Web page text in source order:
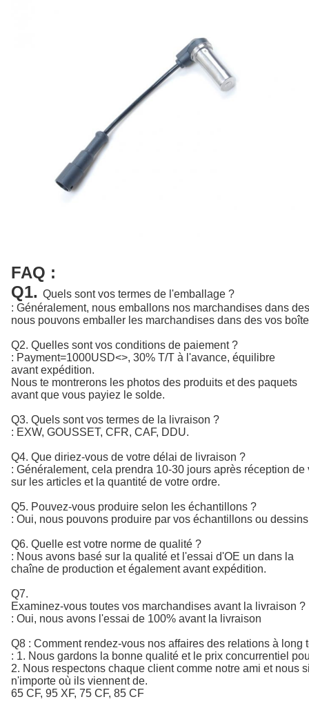
FAQ :
Q1. Quels sont vos termes de l'emballage ?
: Généralement, nous emballons nos marchandises dans
nous pouvons emballer les marchandises dans des vos
Q2. Quelles sont vos conditions de paiement ?
: Payment=1000USD<>, 30% T/T à l'avance, équilibre
Nous te montrerons les photos des produits et des paquets
avant que vous payiez le solde.
Q3. Quels sont vos termes de la livraison ?
: EXW, GOUSSET, CFR, CAF, DDU.
Q4. Que diriez-vous de votre délai de livraison ?
: Généralement, cela prendra 10-30 jours après réception
sur les articles et la quantité de votre ordre.
Q5. Pouvez-vous produire selon les échantillons ?
: Oui, nous pouvons produire par vos échantillons ou
Q6. Quelle est votre norme de qualité ?
: Nous avons basé sur la qualité et l'essai d'OE un dans la
chaîne de production et également avant expédition.
Examinez-vous toutes vos marchandises avant la livraison ?
: Oui, nous avons l'essai de 100% avant la livraison
Q8 : Comment rendez-vous nos affaires des relations à long
: 1. Nous gardons la bonne qualité et le prix concurrentiel
2. Nous respectons chaque client comme notre ami et nous
n'importe où ils viennent de.
65 CF, 95 XF, 75 CF, 85 CF